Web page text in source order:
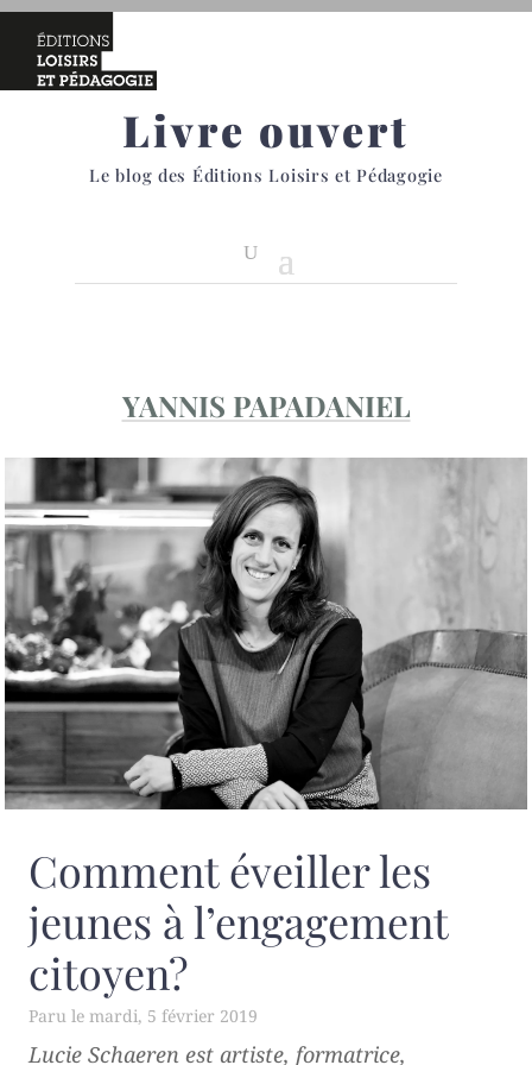
Livre ouvert
Le blog des Éditions Loisirs et Pédagogie
YANNIS PAPADANIEL
Comment éveiller les
jeunes à l’engagement
citoyen?
mardi, 5 février 2019
Lucie Schaeren est artiste, formatrice,